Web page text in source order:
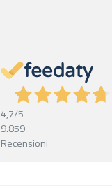
4,7/5
9.859
Recensioni